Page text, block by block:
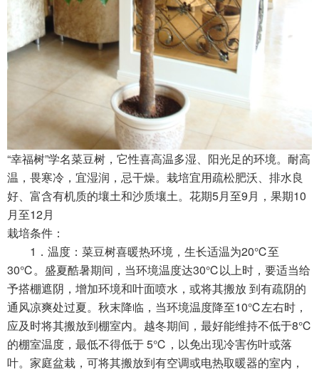
“幸福树”学名菜豆树，它性喜高温多湿、阳光足的环境。耐高
温，畏寒冷，宜湿润，忌干燥。栽培宜用疏松肥沃、排水良
好、富含有机质的壤土和沙质壤土。花期5月至9月，果期10
月至12月
栽培条件：
1．温度：菜豆树喜暖热环境，生长适温为20℃至
30℃。盛夏酷暑期间，当环境温度达30℃以上时，要适当给
予搭棚遮阴，增加环境和叶面喷水，或将其搬放 到有疏阴的
通风凉爽处过夏。秋末降临，当环境温度降至10℃左右时，
应及时将其搬放到棚室内。越冬期间，最好能维持不低于8℃
的棚室温度，最低不得低于 5℃，以免出现冷害伤叶或落
叶。家庭盆栽，可将其搬放到有空调或电热取暖器的室内，